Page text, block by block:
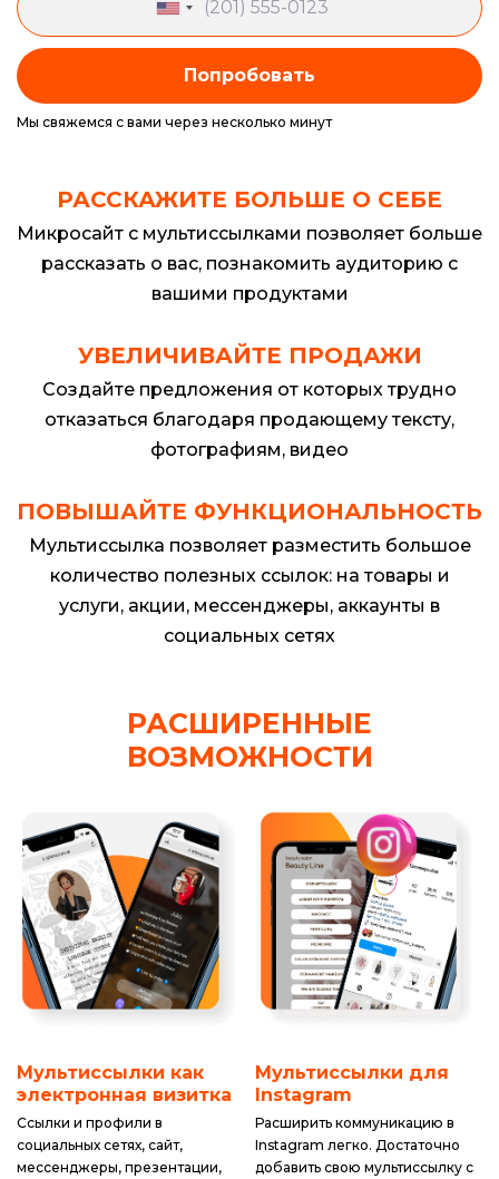
Попробовать
Мы свяжемся с вами через несколько минут
РАССКАЖИТЕ БОЛЬШЕ О СЕБЕ
Микросайт с мультиссылками позволяет больше
рассказать о вас, познакомить аудиторию с
вашими продуктами
УВЕЛИЧИВАЙТЕ ПРОДАЖИ
Создайте предложения от которых трудно
отказаться благодаря продающему тексту,
фотографиям, видео
ПОВЫШАЙТЕ ФУНКЦИОНАЛЬНОСТЬ
Мультиссылка позволяет разместить большое
количество полезных ссылок: на товары и
услуги, акции, мессенджеры, аккаунты в
социальных сетях
РАСШИРЕННЫЕ
ВОЗМОЖНОСТИ
Мультиссылки как
электронная визитка
Ссылки и профили в
социальных сетях, сайт,
мессенджеры, презентации,
Мультиссылки для
Instagram
Расширить коммуникацию в
Instagram легко. Достаточно
добавить свою мультиссылку с